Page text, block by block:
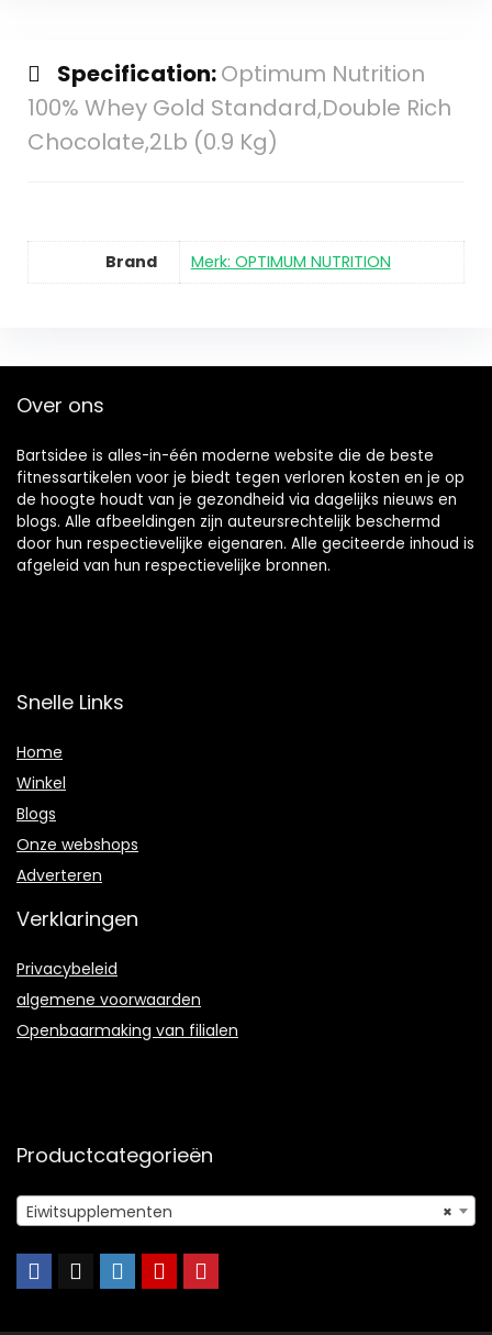
Specification:Optimum Nutrition
100% Whey Gold Standard,Double Rich
Chocolate,2Lb (0.9 Kg)
Brand Merk: OPTIMUM NUTRITION
Over ons
Bartsidee is alles-in-één moderne website die de beste
fitnessartikelen voor je biedt tegen verloren kosten en je op
de hoogte houdt van je gezondheid via dagelijks nieuws en
blogs. Alle afbeeldingen zijn auteursrechtelijk beschermd
door hun respectievelijke eigenaren. Alle geciteerde inhoud is
afgeleid van hun respectievelijke bronnen.
Snelle Links
Home
Winkel
Blogs
Onze webshops
Adverteren
Verklaringen
Privacybeleid
algemene voorwaarden
Openbaarmaking van filialen
Productcategorieën
×
Eiwitsupplementen